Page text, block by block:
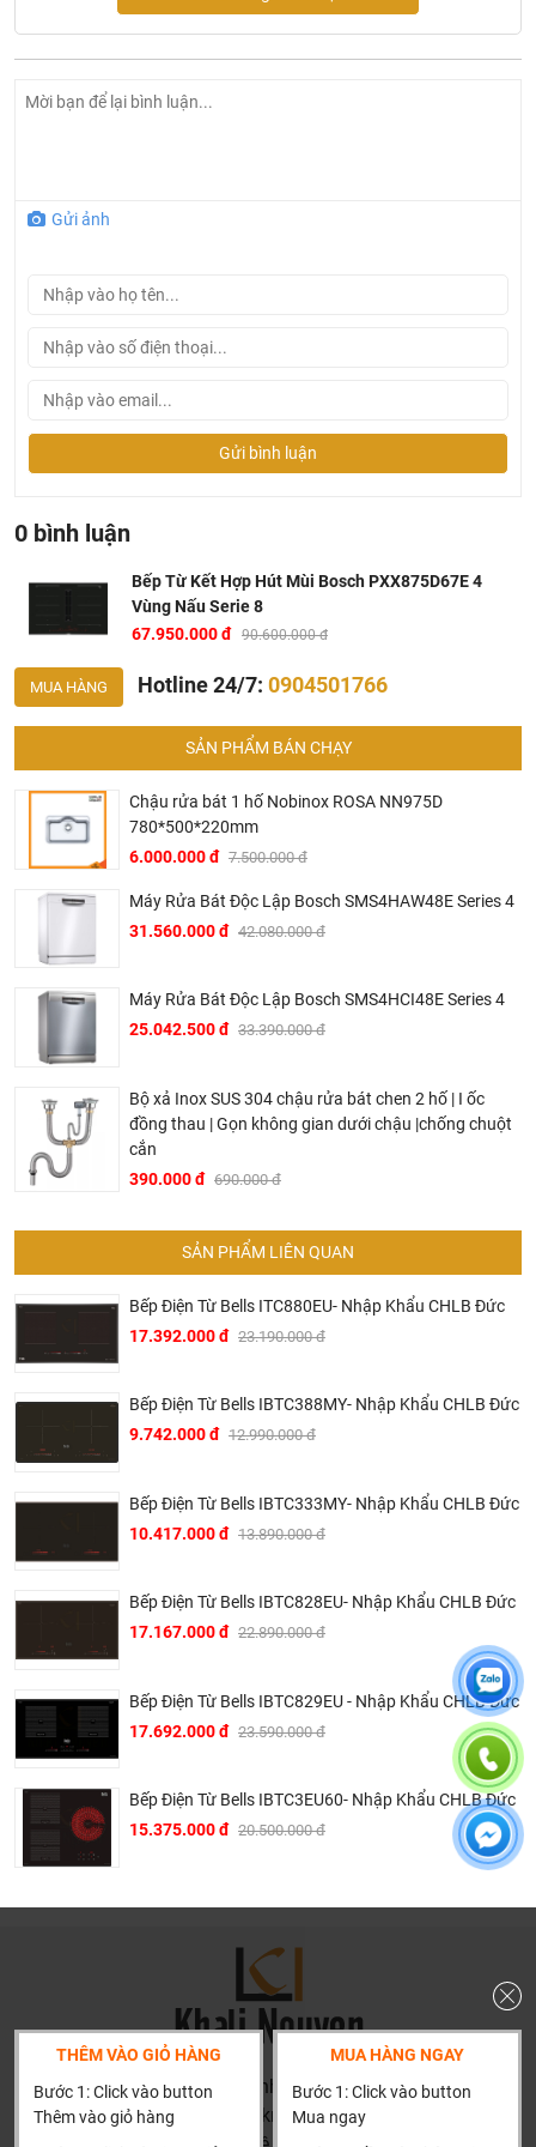
Kết nối điều khiển qua thiết bị di động bằng App
tăng đến 3.7 KW)
Bề mặt bếp bằng gốm thủy tinh Schott, vát cạnh trước và
Công nghệ điều khiển “DirectSelect Premium” với 17
mức gia nhiệt
Tự nhận diện nồi chảo, vùng nấu có thể kết hợp hoặc
Bộ cài đặt thời gian nấu, âm báo khi kết thúc
Chức năng nấu tăng cường, chế độ Move-Mode,
FlexInduction Zone, chức năng giữ ấm, chức năng dịch
chuyển vùng nấu
Hẹn giờ đến 99 phút
Công suất máy hút mùi tích hợp: 622 m3/h
Độ ồn tối đa 69 dB
Quạt hút với chức năng hẹn giờ và 2 chế độ hút tăng
cường.
Lưới nhôm lọc dầu mỡ 12 lớp, hiệu quả lọc lên đến 94%
Khóa trẻ em
Tự tắt khi không sử dụng và khi quá nhiệt
Hiển thị nhiệt dư H/h
An toàn khi tràn
Bản vẽ bếp từ 4 vùng nấu Bosch PXX875D67E
Gửi ảnh
Gửi bình luận
0 bình luận
Bếp Từ Kết Hợp Hút Mùi Bosch PXX875D67E 4
Vùng Nấu Serie 8
67.950.000 đ 90.600.000 đ
MUA HÀNG Hotline 24/7: 0904501766
SẢN PHẨM BÁN CHẠY
Chậu rửa bát 1 hố Nobinox ROSA NN975D
780*500*220mm
6.000.000 đ 7.500.000 đ
Máy Rửa Bát Độc Lập Bosch SMS4HAW48E Series 4
31.560.000 đ 42.080.000 đ
Máy Rửa Bát Độc Lập Bosch SMS4HCI48E Series 4
25.042.500 đ 33.390.000 đ
Bộ xả Inox SUS 304 chậu rửa bát chen 2 hố | I ốc
đồng thau | Gọn không gian dưới chậu |chống chuột
cắn
390.000 đ 690.000 đ
SẢN PHẨM LIÊN QUAN
Bếp Điện Từ Bells ITC880EU- Nhập Khẩu CHLB Đức
17.392.000 đ 23.190.000 đ
Bếp Điện Từ Bells IBTC388MY- Nhập Khẩu CHLB Đức
9.742.000 đ 12.990.000 đ
Bếp Điện Từ Bells IBTC333MY- Nhập Khẩu CHLB Đức
10.417.000 đ 13.890.000 đ
Bếp Điện Từ Bells IBTC828EU- Nhập Khẩu CHLB Đức
17.167.000 đ 22.890.000 đ
Bếp Điện Từ Bells IBTC829EU - Nhập Khẩu CHLB Đức
17.692.000 đ 23.590.000 đ
Bếp Điện Từ Bells IBTC3EU60- Nhập Khẩu CHLB Đức
15.375.000 đ 20.500.000 đ
THÊM VÀO GIỎ HÀNG
Bước 1: Click vào button
Thêm vào giỏ hàng
MUA HÀNG NGAY
Bước 1: Click vào button
Mua ngay
HN: số 160 đường Văn Minh, Di Trạch, Hoài Đức, Hà Nội
(Cách đại học công nghiệp 1 km)